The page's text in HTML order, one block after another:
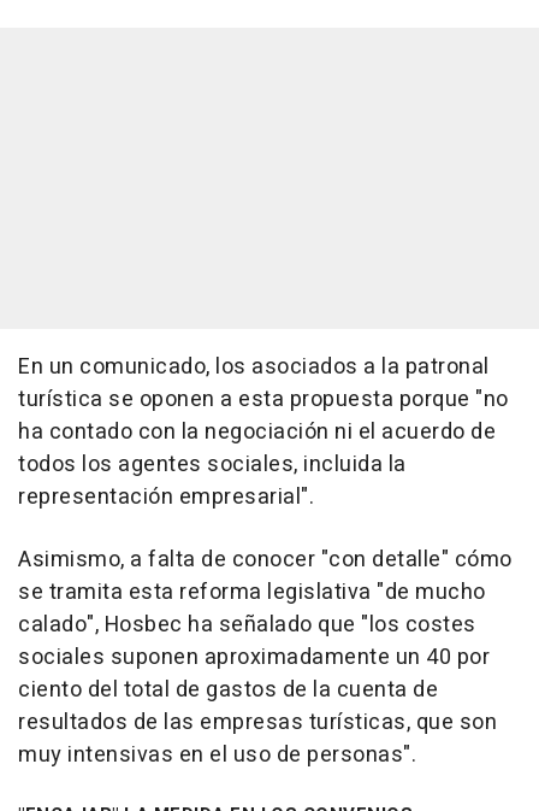
En un comunicado, los asociados a la patronal
turística se oponen a esta propuesta porque "no
ha contado con la negociación ni el acuerdo de
todos los agentes sociales, incluida la
representación empresarial".
Asimismo, a falta de conocer "con detalle" cómo
se tramita esta reforma legislativa "de mucho
calado", Hosbec ha señalado que "los costes
sociales suponen aproximadamente un 40 por
ciento del total de gastos de la cuenta de
resultados de las empresas turísticas, que son
muy intensivas en el uso de personas".